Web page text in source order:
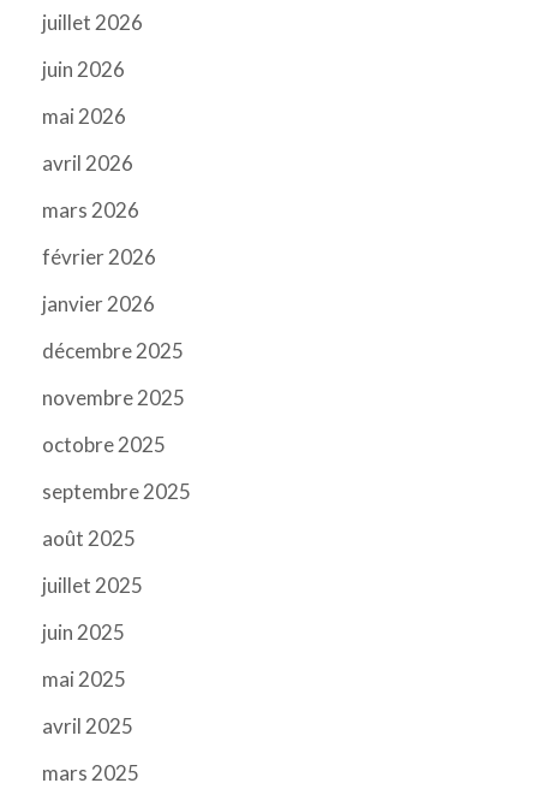
juillet 2026
juin 2026
mai 2026
avril 2026
mars 2026
février 2026
janvier 2026
décembre 2025
novembre 2025
octobre 2025
septembre 2025
août 2025
juillet 2025
juin 2025
mai 2025
avril 2025
mars 2025